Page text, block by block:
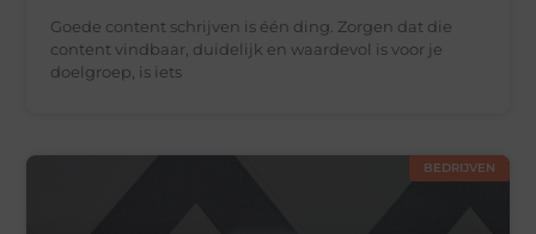
Goede content schrijven is één ding. Zorgen dat die
content vindbaar, duidelijk en waardevol is voor je
doelgroep, is iets
BEDRIJVEN